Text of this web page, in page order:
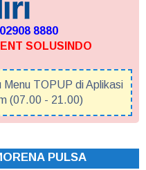
8880
SOLUSINDO
TOPUP di Aplikasi
(07.00 - 21.00)
PULSA